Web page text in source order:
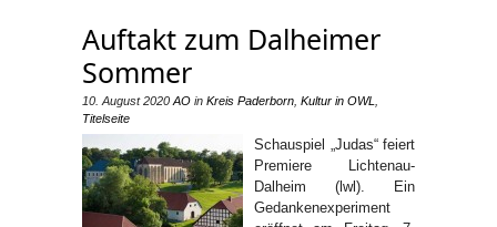
Auftakt zum Dalheimer
Sommer
10. August 2020 AO in Kreis Paderborn Kultur in OWL
Titelseite
Schauspiel „Judas“ feiert
Premiere Lichtenau-
Dalheim (lwl). Ein
Gedankenexperiment